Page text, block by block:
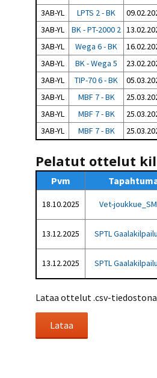
3AB-YL
LPTS 2 - BK
3AB-YL
BK - PT-2000 2
3AB-YL
Wega 6 - BK
3AB-YL
BK - Wega 5
3AB-YL
TIP-70 6 - BK
3AB-YL
MBF 7 - BK
3AB-YL
MBF 7 - BK
3AB-YL
MBF 7 - BK
Pelatut ottelut
Pvm
18.10.2025 Vet-
13.12.2025 SPTL
13.12.2025 SPTL
Lataa ottelut .csv-tiedostona